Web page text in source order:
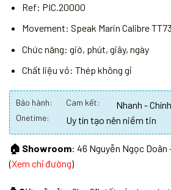
Ref: PIC.20000
Movement: Speak Marin Calibre
Chức năng: giờ, phút, giây, ngày
Chất liệu vỏ: Thép không gỉ
Bảo hành: Cam kết: Nhanh -
Onetime: Uy tín tạo nên niềm tin
🏠 Showroom: 46 Nguyễn Ngọc Doãn
(Xem chỉ đường)